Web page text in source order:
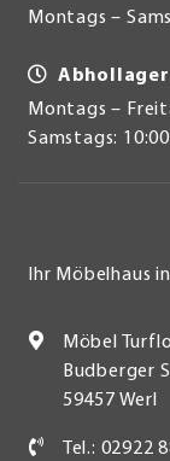
Montags –
Abhollager
Montags –
Samstags:
Ihr Möbelhaus
Möbel
Budberger
59457 Werl
Tel.: 02922